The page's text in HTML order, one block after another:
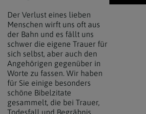
Der Verlust eines lieben
Menschen wirft uns oft aus
der Bahn und es fällt uns
schwer die eigene Trauer für
sich selbst, aber auch den
Angehörigen gegenüber in
Worte zu fassen. Wir haben
für Sie einige besonders
schöne Bibelzitate
gesammelt, die bei Trauer,
Todesfall und Begräbnis